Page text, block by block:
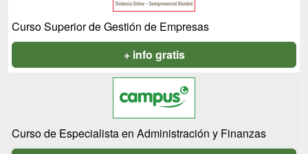
Curso Superior de Gestión de Empresas
+ info gratis
Curso de Especialista en Administración y Finanzas